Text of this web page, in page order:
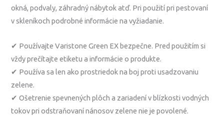
okná, podvaly, záhradný nábytok atď. Pri použití pri pestovaní
v skleníkoch podrobné informácie na vyžiadanie.
✔ Používajte Varistone Green EX bezpečne. Pred použitím si
vždy prečítajte etiketu a informácie o produkte.
✔ Používa sa len ako prostriedok na boj proti usadzovaniu
zelene.
✔ Ošetrenie spevnených plôch a zariadení v blízkosti vodných
tokov pri odstraňovaní nánosov zelene nie je povolené.